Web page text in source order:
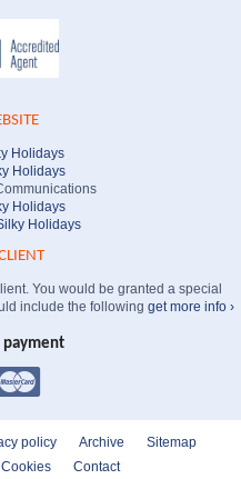
Holidays
Holidays
Holidays
Holidays
You would be granted a special
include the following get more info ›
payment
policy Archive
Sitemap
Cookies Contact